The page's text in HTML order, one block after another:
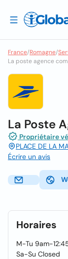
France/Romagne/
La poste agence
La Poste
Propriétaire
PLACE DE LA
Écrire un avis
Horaires
M-Tu 9am-
Sa-Su Closed